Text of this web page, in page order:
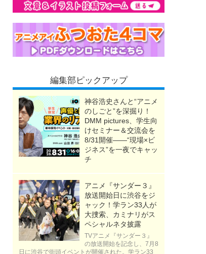
編集部ピックアップ
神谷浩史さんと“アニメ
のしごと”を深掘り！
DMM pictures、学生向
けセミナー＆交流会を
8/31開催――“現場×ビ
ジネス”を一夜でキャッ
チ
アニメ『サンダー３』
放送開始日に渋谷をジ
ャック！学ラン33人が
大捜索、カミナリがス
ペシャルネタ披露
TVアニメ『サンダー３』
の放送開始を記念し、7月8
日に渋谷で街頭イベントが開催された。学ラン33